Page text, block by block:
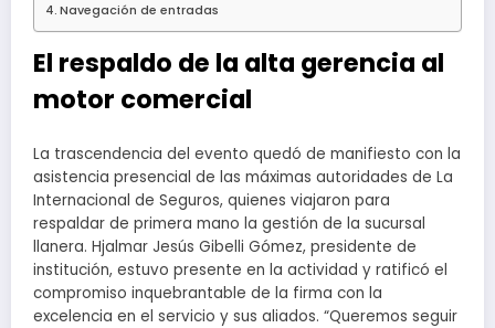
Navegación de entradas
El respaldo de la alta gerencia al
motor comercial
La trascendencia del evento quedó de manifiesto con la
asistencia presencial de las máximas autoridades de La
Internacional de Seguros, quienes viajaron para
respaldar de primera mano la gestión de la sucursal
llanera. Hjalmar Jesús Gibelli Gómez, presidente de
institución, estuvo presente en la actividad y ratificó el
compromiso inquebrantable de la firma con la
excelencia en el servicio y sus aliados. “Queremos seguir